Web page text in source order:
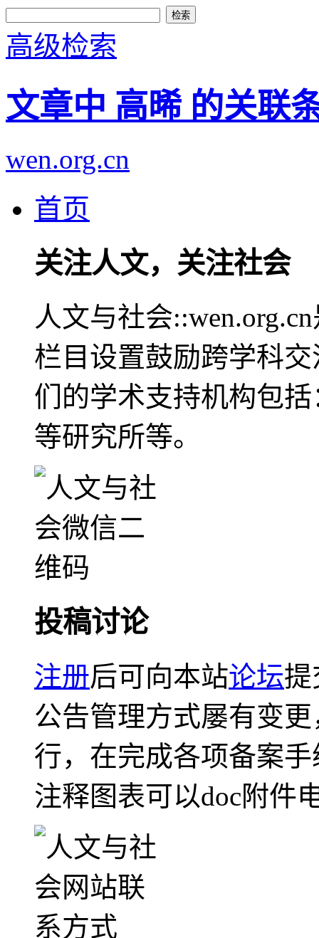
高级检索
文章中 高晞 的关联
wen.org.cn
首页
关注人文，关注社会
人文与社会
栏目设置鼓励跨学科
们的学术支持机构包
等研究所等。
投稿讨论
注册后可向本站论坛提
公告管理方式屡有变
行，在完成各项备案
注释图表可以doc附件